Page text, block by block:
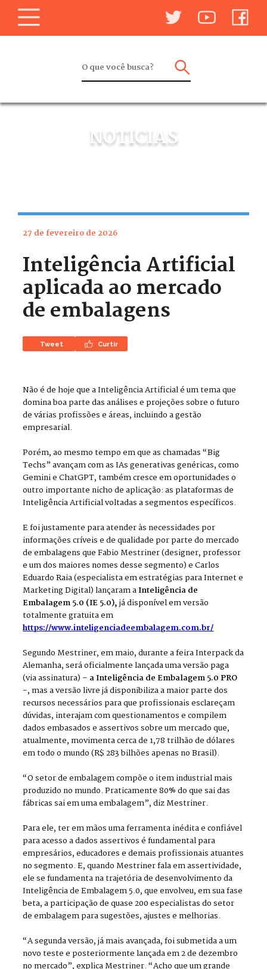
NOTÍCIAS
27 de fevereiro de 2026
Inteligência Artificial
aplicada ao mercado
de embalagens
Tweet Curtir
Não é de hoje que a Inteligência Artificial é um tema que
domina boa parte das análises e projeções sobre o futuro
de várias profissões e áreas, incluindo a gestão
empresarial.
Porém, ao mesmo tempo em que as chamadas “Big
Techs” avançam com as IAs generativas genéricas, como
Gemini e ChatGPT, também cresce em oportunidades o
outro importante nicho de aplicação: as plataformas de
Inteligência Artificial voltadas a segmentos específicos.
E foi justamente para atender às necessidades por
informações críveis e de qualidade por parte do mercado
de embalagens que Fabio Mestriner (designer, professor
e um dos maiores nomes desse segmento) e Carlos
Eduardo Raia (especialista em estratégias para Internet e
Marketing Digital) lançaram aInteligência de
Embalagem 5.0 (IE 5.0),já disponível em versão
totalmente gratuita em
https://www.inteligenciadeembalagem.com.br/
Segundo Mestriner, em maio, durante a feira Interpack da
Alemanha, será oficialmente lançada uma versão paga
(via assinatura) – a Inteligência de Embalagem 5.0 PRO
-, mas a versão livre já disponibiliza a maior parte dos
recursos necessários para que profissionais esclareçam
dúvidas, interajam com questionamentos e compilem
dados embasados e assertivos sobre um mercado que,
atualmente, movimenta cerca de 1,78 trilhão de dólares
em todo o mundo (R$ 283 bilhões apenas no Brasil).
“O setor de embalagem compõe o item industrial mais
produzido no mundo. Praticamente 80% do que sai das
fábricas sai em uma embalagem”, diz Mestriner.
Para ele, ter em mãos uma ferramenta inédita e confiável
para acesso a dados assertivos é fundamental para
empresários, educadores e demais profissionais atuantes
no segmento. E, quando Mestriner fala em assertividade,
ele se fundamenta na trajetória de desenvolvimento da
Inteligência de Embalagem 5.0, que envolveu, em sua fase
beta, a participação de quase 200 especialistas do setor
de embalagem para sugestões, ajustes e melhorias.
“A segunda versão, já mais avançada, foi submetida a um
novo teste e posteriormente lançada em 2 de dezembro
no mercado”, explica Mestriner. “Acho que um grande